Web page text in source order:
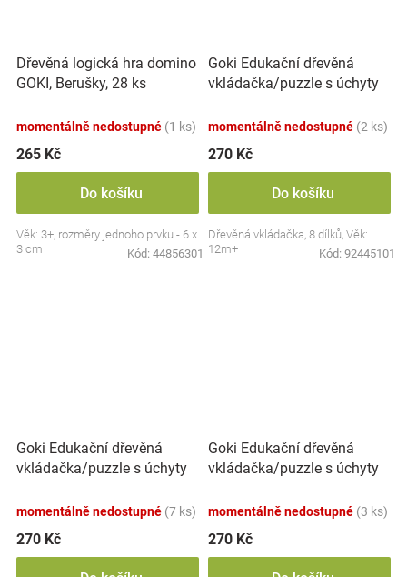
Dřevěná logická hra domino
GOKI, Berušky, 28 ks
momentálně nedostupné (1 ks)
265 Kč
Do košíku
Věk: 3+, rozměry jednoho prvku - 6 x
3 cm
Kód: 44856301
Goki Edukační dřevěná
vkládačka/puzzle s úchyty
momentálně nedostupné (2 ks)
270 Kč
Do košíku
Dřevěná vkládačka, 8 dílků, Věk:
12m+
Kód: 92445101
Goki Edukační dřevěná
vkládačka/puzzle s úchyty
momentálně nedostupné (7 ks)
270 Kč
Goki Edukační dřevěná
vkládačka/puzzle s úchyty
momentálně nedostupné (3 ks)
270 Kč